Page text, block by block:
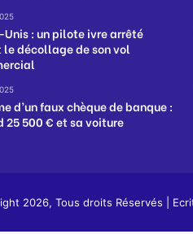
: un pilote ivre arrêté
décollage de son vol
d’un faux chèque de banque :
25 500 € et sa voiture
2026, Tous droits Réservés |